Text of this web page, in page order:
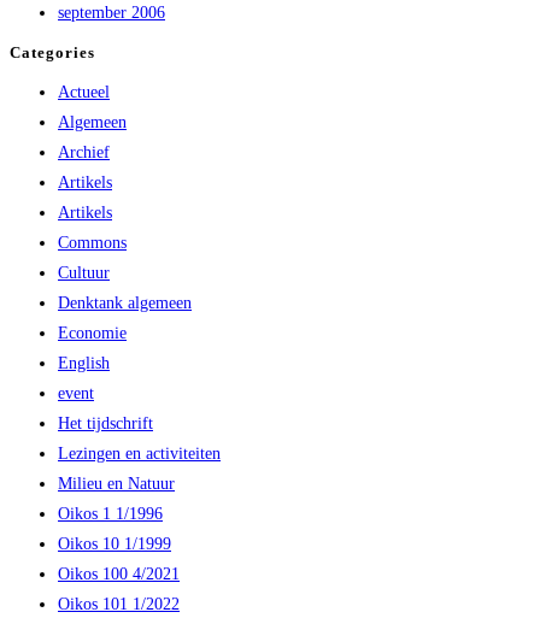
september 2006
Categories
Actueel
Algemeen
Archief
Artikels
Artikels
Commons
Cultuur
Denktank algemeen
Economie
English
event
Het tijdschrift
Lezingen en activiteiten
Milieu en Natuur
Oikos 1 1/1996
Oikos 10 1/1999
Oikos 100 4/2021
Oikos 101 1/2022